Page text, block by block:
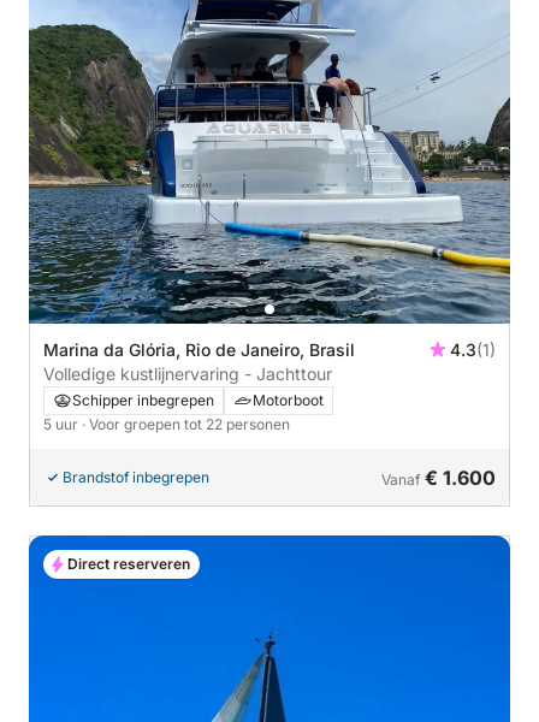
Marina da Glória, Rio de Janeiro, Brasil 4.3(1)
Volledige kustlijnervaring - Jachttour
Schipper inbegrepen
Motorboot
5 uur · Voor groepen tot 22 personen
Brandstof inbegrepen Vanaf € 1.600
Direct reserveren